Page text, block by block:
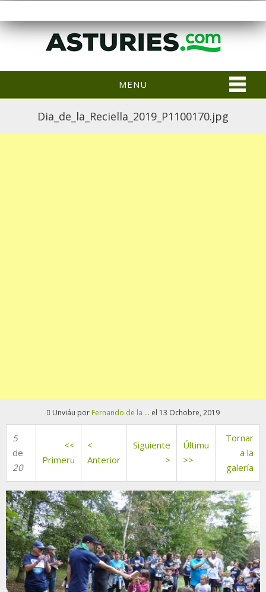
MENU
Dia_de_la_Reciella_2019_P1100170.jpg
Unviáu por Fernando de la ... el 13 Ochobre, 2019
5
de
20
<<
Primeru
<
Anterior
Siguiente
>
Últimu
>>
Tornar
a la
galería